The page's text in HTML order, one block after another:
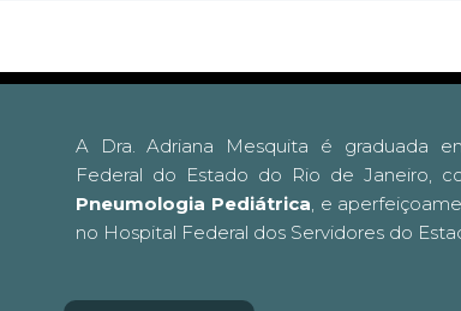
A Dra. Adriana Mesquita é graduada
Federal do Estado do Rio de Janeiro,
Pneumologia Pediátrica, e
no Hospital Federal dos Servidores do